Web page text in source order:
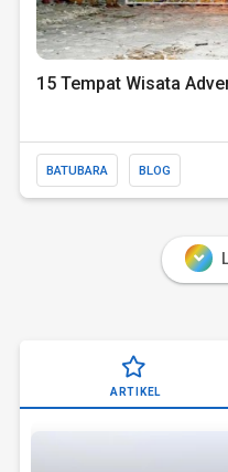
15 Tempat Wisata
BATUBARA BLOG
ARTIKEL